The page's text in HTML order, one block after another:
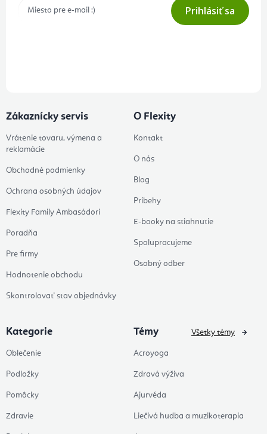
Prihlásiť sa
Zákaznícky servis
Vrátenie tovaru, výmena a
reklamácie
Obchodné podmienky
Ochrana osobných údajov
Flexity Family Ambasádori
Poradňa
Pre firmy
Hodnotenie obchodu
Skontrolovať stav objednávky
O Flexity
Kontakt
O nás
Blog
Príbehy
E-booky na stiahnutie
Spolupracujeme
Osobný odber
Kategorie
Oblečenie
Podložky
Pomôcky
Zdravie
Témy
Acroyoga
Zdravá výživa
Ajurvéda
Liečivá hudba a muzikoterapia
Všetky témy